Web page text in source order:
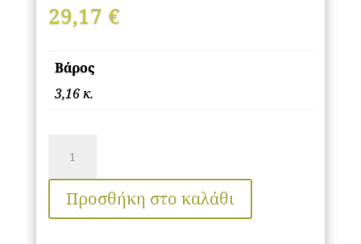
29,17 €
Βάρος
3,16 κ.
CHIARA
01241
Boho
Προσθήκη στο καλάθι